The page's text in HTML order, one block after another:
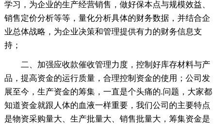
学习，为企业的生产经营销售，做好保本点与规模效益、
销售定价分析等等，量化分析具体的财务数据，并结合企
业总体战略，为企业决策和管理提供有力的财务信息支
持；
二、加强应收款催收管理力度，控制好库存材料与产
品，提高资金的运行质量，合理控制资金的使用；公司发
展至今，生产资金的筹集，一直是个头痛的.问题，大家都
知道资金就跟人体的血液一样重要，我们公司的主要特点
是物资采购量大、生产批量大、销售批量大，筹集资金是